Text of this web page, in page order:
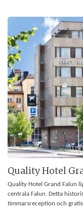
Quality Hotel
Quality Hotel Grand Falun
centrala Falun. Detta
timmarsreception och gratis